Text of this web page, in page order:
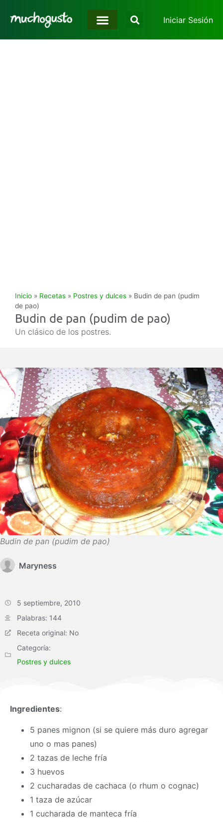
Iniciar Sesión
Inicio » Recetas » Postres y dulces » Budin de pan (pudim
de pao)
Budin de pan (pudim de pao)
Un clásico de los postres.
Budin de pan (pudim de pao)
Maryness
5 septiembre, 2010
Palabras: 144
Receta original: No
Categoría:
Postres y dulces
Ingredientes:
5 panes mignon (si se quiere más duro agregar
uno o mas panes)
2 tazas de leche fría
3 huevos
2 cucharadas de cachaca (o rhum o cognac)
1 taza de azúcar
1 cucharada de manteca fría